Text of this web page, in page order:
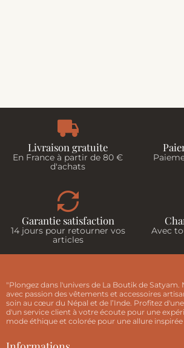
Livraison gratuite
En France à partir de 80 €
d'achats
Garantie satisfaction
14 jours pour retourner vos
articles
Avec
"Plongez dans l'univers de La Boutik de Satyam.
avec passion des vêtements et accessoires
soin au cœur du Népal et de l’Inde. Profitez
d'un service client à votre écoute pour une
mode éthique et colorée pour une allure